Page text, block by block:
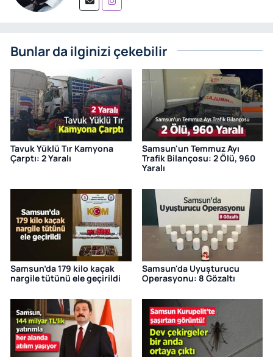
Bunlar da ilginizi çekebilir
Tavuk Yüklü Tır Kamyona
Çarptı: 2 Yaralı
Samsun'un Temmuz Ayı
Trafik Bilançosu: 2 Ölü, 960
Yaralı
Samsun’da 179 kilo kaçak
nargile tütünü ele geçirildi
Samsun'da Uyuşturucu
Operasyonu: 8 Gözaltı